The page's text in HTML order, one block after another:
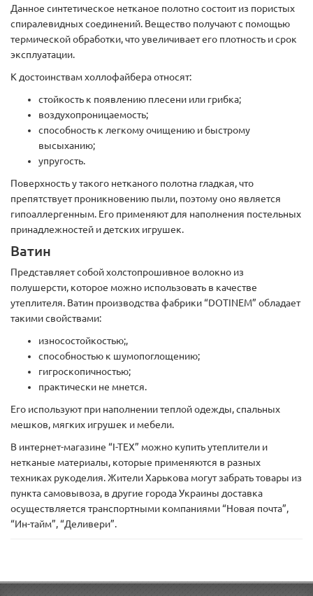
Данное синтетическое нетканое полотно состоит из пористых
спиралевидных соединений. Вещество получают с помощью
термической обработки, что увеличивает его плотность и срок
эксплуатации.
К достоинствам холлофайбера относят:
стойкость к появлению плесени или грибка;
воздухопроницаемость;
способность к легкому очищению и быстрому
высыханию;
упругость.
Поверхность у такого нетканого полотна гладкая, что
препятствует проникновению пыли, поэтому оно является
гипоаллергенным. Его применяют для наполнения постельных
принадлежностей и детских игрушек.
Ватин
Представляет собой холстопрошивное волокно из
полушерсти, которое можно использовать в качестве
утеплителя. Ватин производства фабрики “DOTINEM” обладает
такими свойствами:
износостойкостью;,
способностью к шумопоглощению;
гигроскопичностью;
практически не мнется.
Его используют при наполнении теплой одежды, спальных
мешков, мягких игрушек и мебели.
В интернет-магазине “I-TEX” можно купить утеплители и
нетканые материалы, которые применяются в разных
техниках рукоделия. Жители Харькова могут забрать товары из
пункта самовывоза, в другие города Украины доставка
осуществляется транспортными компаниями “Новая почта”,
“Ин-тайм”, “Деливери”.